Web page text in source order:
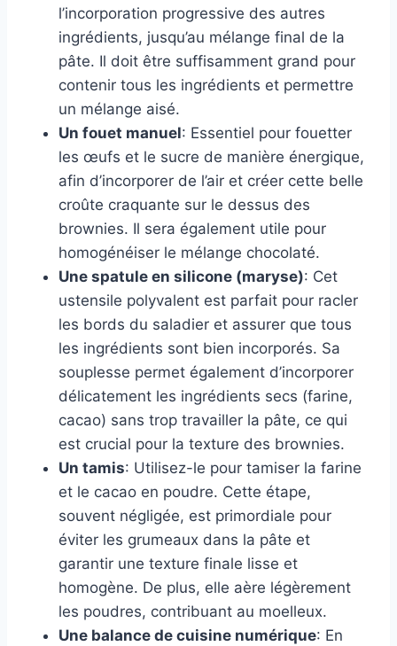
l’incorporation progressive des autres
ingrédients, jusqu’au mélange final de la
pâte. Il doit être suffisamment grand pour
contenir tous les ingrédients et permettre
un mélange aisé.
Un fouet manuel: Essentiel pour fouetter
les œufs et le sucre de manière énergique,
afin d’incorporer de l’air et créer cette belle
croûte craquante sur le dessus des
brownies. Il sera également utile pour
homogénéiser le mélange chocolaté.
Une spatule en silicone (maryse): Cet
ustensile polyvalent est parfait pour racler
les bords du saladier et assurer que tous
les ingrédients sont bien incorporés. Sa
souplesse permet également d’incorporer
délicatement les ingrédients secs (farine,
cacao) sans trop travailler la pâte, ce qui
est crucial pour la texture des brownies.
Un tamis: Utilisez-le pour tamiser la farine
et le cacao en poudre. Cette étape,
souvent négligée, est primordiale pour
éviter les grumeaux dans la pâte et
garantir une texture finale lisse et
homogène. De plus, elle aère légèrement
les poudres, contribuant au moelleux.
Une balance de cuisine numérique: En